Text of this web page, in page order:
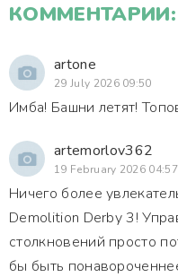
КОММЕНТАРИИ:
artone
29 July 2026 09:50
Имба! Башни летят!
artemorlov362
19 February 2026 04:57
Ничего более
Demolition Derby 3!
столкновений просто
бы быть